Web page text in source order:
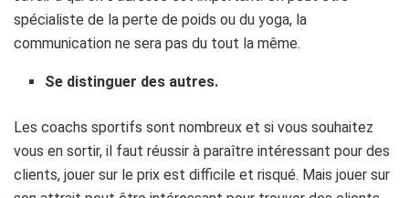
spécialiste de la perte de poids ou du yoga, la
communication ne sera pas du tout la même.
Se distinguer des autres.
Les coachs sportifs sont nombreux et si vous souhaitez
vous en sortir, il faut réussir à paraître intéressant pour des
clients, jouer sur le prix est difficile et risqué. Mais jouer sur